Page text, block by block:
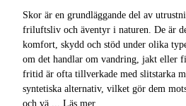
Kängor & Skor
Jackor
Västar
Tröjor &
Skor
Skor är en grundläggande del av
friluftsliv och äventyr i naturen. De är
komfort, skydd och stöd under olika
om det handlar om vandring, jakt eller
fritid är ofta tillverkade med slitstarka
syntetiska alternativ, vilket gör dem
och vä ... Läs mer